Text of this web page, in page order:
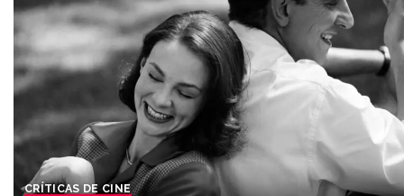
CRÍTICAS DE CINE